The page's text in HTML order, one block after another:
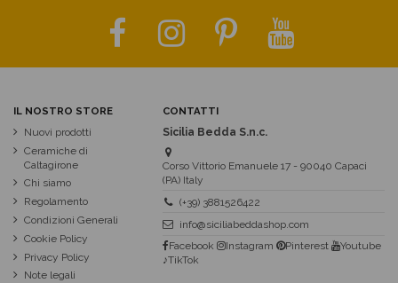
IL NOSTRO STORE
Nuovi prodotti
Ceramiche di
Caltagirone
Chi siamo
Regolamento
Condizioni Generali
Cookie Policy
Privacy Policy
Note legali
CONTATTI
Sicilia Bedda S.n.c.
Corso Vittorio Emanuele 17 - 90040 Capaci
(PA) Italy
(+39) 3881526422
info@siciliabeddashop.com
Facebook
Instagram Pinterest
Youtube
♪TikTok